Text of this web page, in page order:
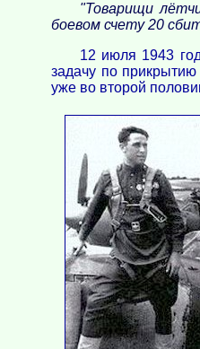
"Товарищи
боевом счету 20
12 июля 1943
задачу по
уже во второй